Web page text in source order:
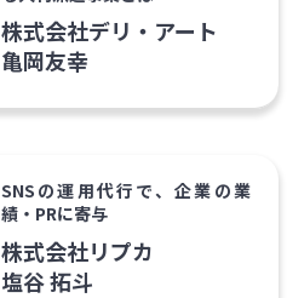
株式会社デリ・アート
亀岡友幸
SNSの運用代行で、企業の業
績・PRに寄与
株式会社リプカ
塩谷 拓斗